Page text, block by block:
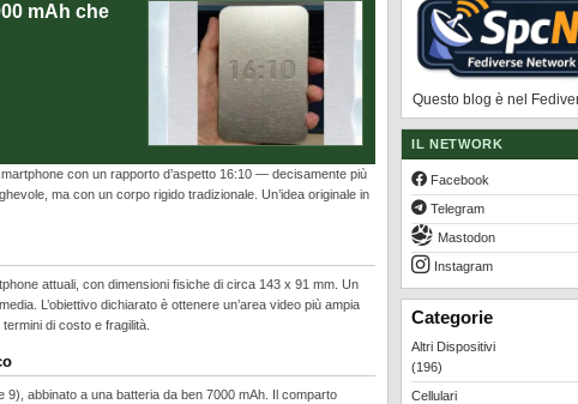
mAh che
con un rapporto d’aspetto 16:10 — decisamente più
ma con un corpo rigido tradizionale. Un’idea originale in
attuali, con dimensioni fisiche di circa 143 x 91 mm. Un
L’obiettivo dichiarato è ottenere un’area video più ampia
di costo e fragilità.
abbinato a una batteria da ben 7000 mAh. Il comparto
Questo blog è nel
IL NETWORK
Facebook
Telegram
Mastodon
Instagram
Categorie
Altri Dispositivi
(196)
Cellulari